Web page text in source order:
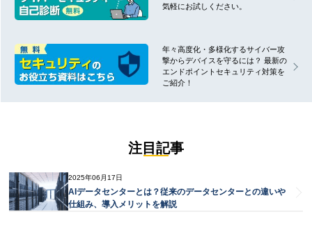
注目記事
2025年06月17日
AIデータセンターとは？従来のデータセンターとの違いや
仕組み、導入メリットを解説
気軽にお試しください。
年々高度化・多様化するサイバー攻
撃からデバイスを守るには？ 最新の
エンドポイントセキュリティ対策を
ご紹介！